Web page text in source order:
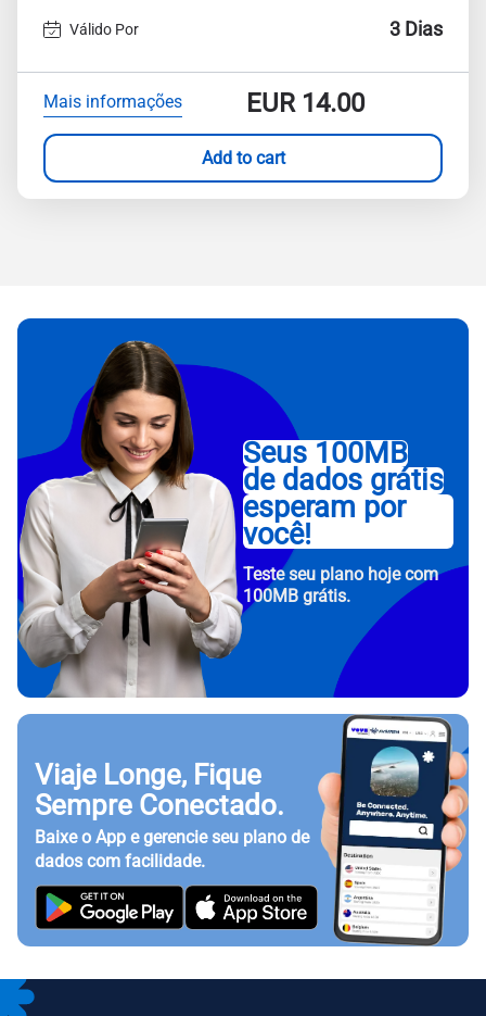
Válido Por 3 Dias
Mais informações EUR14.00
Add to cart
Seus 100MB
de dados grátis
esperam por
você!
Teste seu plano hoje com
100MB grátis.
Viaje Longe, Fique
Sempre Conectado.
Baixe o App e gerencie seu plano de
dados com facilidade.